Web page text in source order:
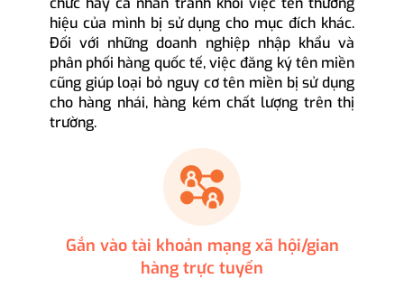
hiệu của mình bị sử dụng cho mục đích khác.
Đối với những doanh nghiệp nhập khẩu và
phân phối hàng quốc tế, việc đăng ký tên miền
cũng giúp loại bỏ nguy cơ tên miền bị sử dụng
cho hàng nhái, hàng kém chất lượng trên thị
trường.
Gắn vào tài khoản mạng xã hội/gian
hàng trực tuyến